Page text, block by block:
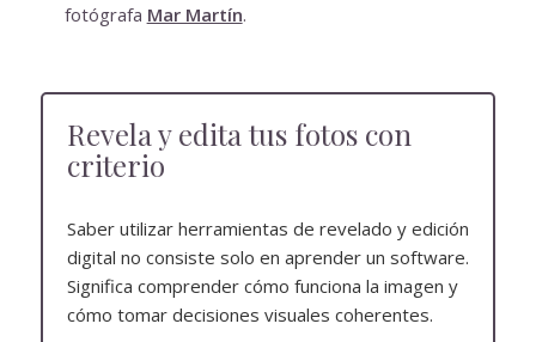
fotógrafa Mar Martín.
Revela y edita tus fotos con
criterio
Saber utilizar herramientas de revelado y edición
digital no consiste solo en aprender un software.
Significa comprender cómo funciona la imagen y
cómo tomar decisiones visuales coherentes.